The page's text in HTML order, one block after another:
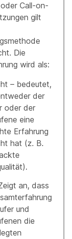
Call-on-
gilt
Die
wird als:
– bedeutet,
der
oder der
eine
Erfahrung
hat (z. B.
an, dass
und
die